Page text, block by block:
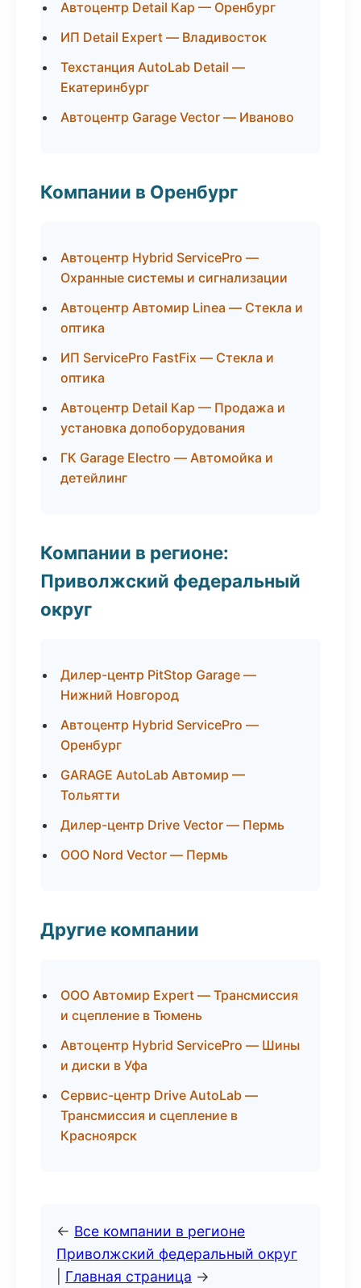
Автоцентр Detail Кар — Оренбург
ИП Detail Expert — Владивосток
Техстанция AutoLab Detail —
Екатеринбург
Автоцентр Garage Vector — Иваново
Компании в Оренбург
Автоцентр Hybrid ServicePro —
Охранные системы и сигнализации
Автоцентр Автомир Linea — Стекла и
оптика
ИП ServicePro FastFix — Стекла и
оптика
Автоцентр Detail Кар — Продажа и
установка допоборудования
ГК Garage Electro — Автомойка и
детейлинг
Компании в регионе:
Приволжский федеральный
округ
Дилер-центр PitStop Garage —
Нижний Новгород
Автоцентр Hybrid ServicePro —
Оренбург
GARAGE AutoLab Автомир —
Тольятти
Дилер-центр Drive Vector — Пермь
ООО Nord Vector — Пермь
Другие компании
ООО Автомир Expert — Трансмиссия
и сцепление в Тюмень
Автоцентр Hybrid ServicePro — Шины
и диски в Уфа
Сервис-центр Drive AutoLab —
Трансмиссия и сцепление в
Красноярск
← Все компании в регионе
Приволжский федеральный округ
Главная страница →